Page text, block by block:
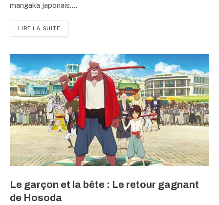
mangaka japonais.…
LIRE LA SUITE
Le garçon et la bête : Le retour gagnant
de Hosoda